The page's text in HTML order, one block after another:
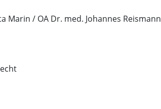
Marin / OA Dr. med. Johannes Reismann